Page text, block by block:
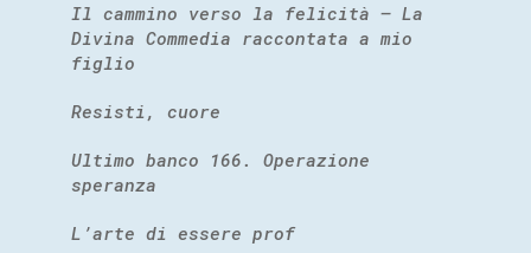
Il cammino verso la felicità – La
Divina Commedia raccontata a mio
figlio
Resisti, cuore
Ultimo banco 166. Operazione
speranza
L’arte di essere prof